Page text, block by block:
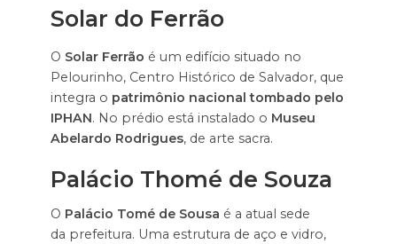
Solar do Ferrão
O Solar Ferrão é um edifício situado no
Pelourinho, Centro Histórico de Salvador, que
integra o patrimônio nacional tombado pelo
IPHAN. No prédio está instalado o Museu
Abelardo Rodrigues, de arte sacra.
Palácio Thomé de Souza
O Palácio Tomé de Sousa é a atual sede
da prefeitura. Uma estrutura de aço e vidro,